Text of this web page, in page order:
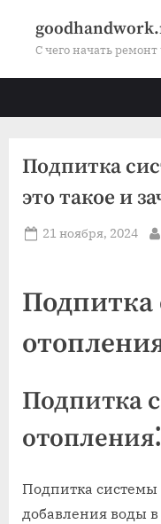
С чего начать
Подпитка
это такое и
Posted
21 ноября, 2024
Подпитка
Подпитка
добавления воды